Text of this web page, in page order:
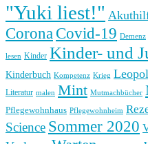
"Yuki liest!"
Corona Covid-19 Demenz
lesen Kinder Kinder- und
Kinderbuch Kompetenz Krieg
Literatur malen Mint Mutmachbücher
Pflegewohnhaus Pflegewohnheim
Science Sommer 2020